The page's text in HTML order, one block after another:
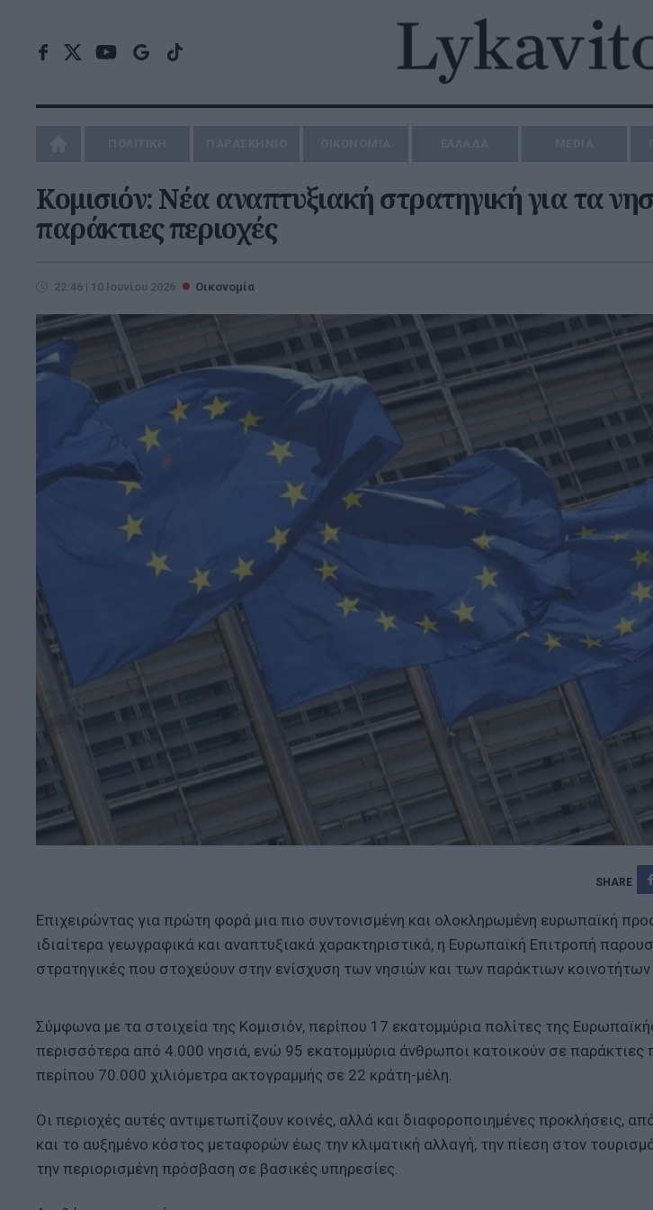
Κομισιόν: Νέα αναπτυξιακή στρατηγική για τα
παράκτιες περιοχές
22:46 | 10 Ιουνίου 2026 Οικονομία
Επιχειρώντας για πρώτη φορά μια πιο συντονισμένη και ολοκληρωμένη ευρωπαϊκή
ιδιαίτερα γεωγραφικά και αναπτυξιακά χαρακτηριστικά, η Ευρωπαϊκή Επιτροπή
στρατηγικές που στοχεύουν στην ενίσχυση των νησιών και των παράκτιων
Σύμφωνα με τα στοιχεία της Κομισιόν, περίπου 17 εκατομμύρια πολίτες της
περισσότερα από 4.000 νησιά, ενώ 95 εκατομμύρια άνθρωποι κατοικούν σε παράκτιες
περίπου 70.000 χιλιόμετρα ακτογραμμής σε 22 κράτη-μέλη.
Οι περιοχές αυτές αντιμετωπίζουν κοινές, αλλά και διαφοροποιημένες προκλήσεις,
και το αυξημένο κόστος μεταφορών έως την κλιματική αλλαγή, την πίεση στον
την περιορισμένη πρόσβαση σε βασικές υπηρεσίες.